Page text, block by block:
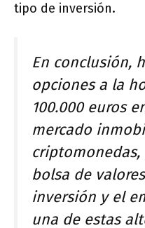
tipo de inversión.
En conclusión,
opciones a la
100.000 euros
mercado
bolsa de
inversión y el
una de estas